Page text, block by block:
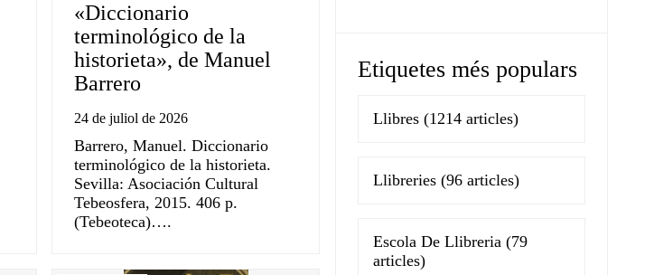
«Diccionario
terminológico de la
historieta», de Manuel
Barrero
24 de juliol de 2026
Barrero, Manuel. Diccionario
terminológico de la historieta.
Sevilla: Asociación Cultural
Tebeosfera, 2015. 406 p.
(Tebeoteca)….
Etiquetes més populars
Llibres (1214 articles)
Llibreries (96 articles)
Escola De Llibreria (79
articles)